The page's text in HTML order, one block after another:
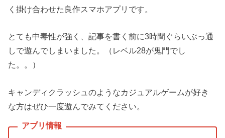
く掛け合わせた良作スマホアプリです。
とても中毒性が強く、記事を書く前に3時間ぐらいぶっ通
しで遊んでしまいました。（レベル28が鬼門でし
た。。）
キャンディクラッシュのようなカジュアルゲームが好き
な方はぜひ一度遊んでみてください。